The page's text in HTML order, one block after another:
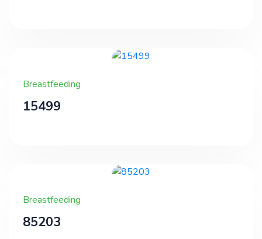
Breastfeeding
15499
Breastfeeding
85203